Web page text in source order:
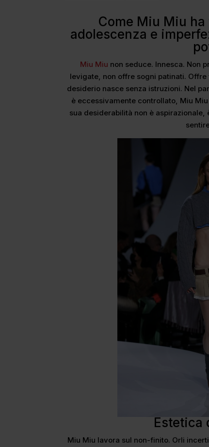
Come Miu Miu
adolescenza e
Miu Miu non seduce. Innesca. Non
levigate, non offre sogni patinati.
desiderio nasce senza istruzioni. Nel
è eccessivamente controllato, Miu
sua desiderabilità non è
Estetica
Miu Miu lavora sul non-finito. Orli